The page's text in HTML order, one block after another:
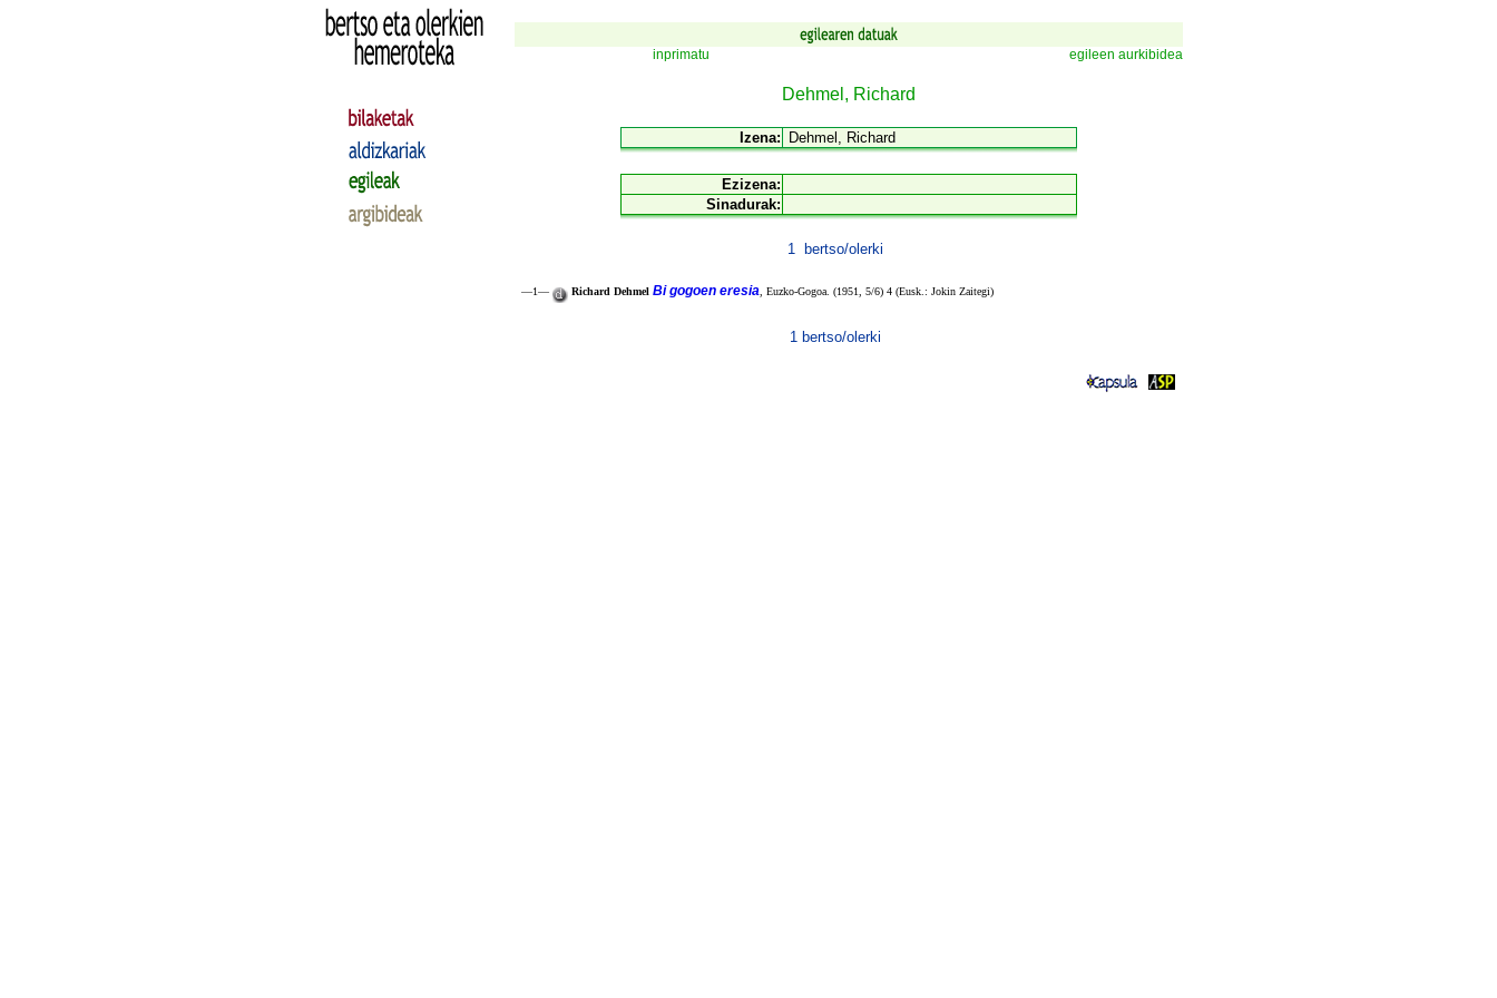
inprimatu egileen aurkibidea
Dehmel, Richard
Izena: Dehmel, Richard
Ezizena:
Sinadurak:
1 bertso/olerki
—1— Richard Dehmel Bi gogoen eresia , Euzko-Gogoa. (1951, 5/6) 4 (Eusk.: Jokin Zaitegi)
1 bertso/olerki